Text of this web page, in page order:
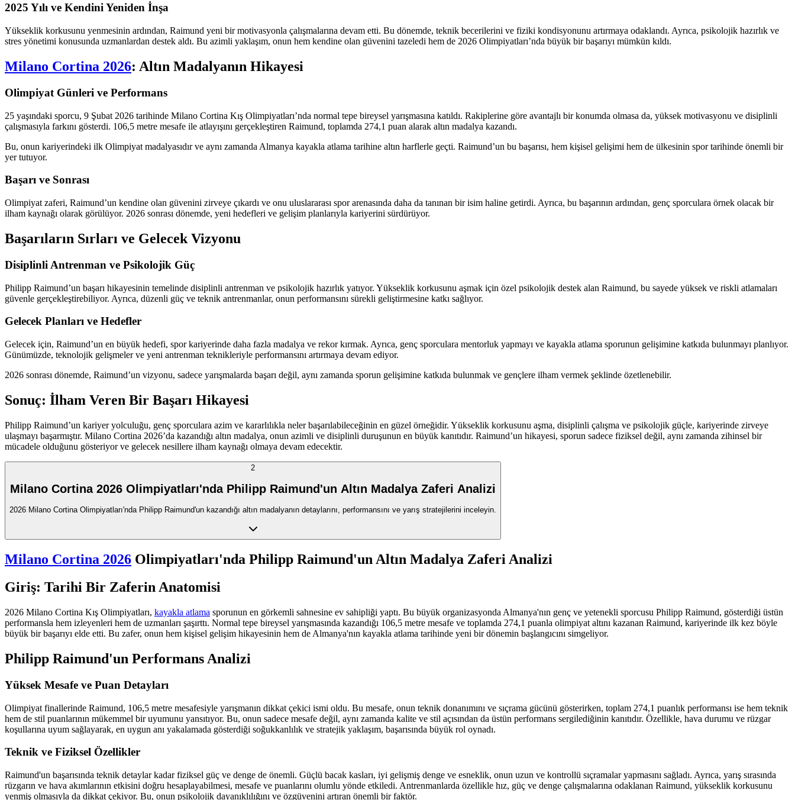
2025 Yılı ve Kendini Yeniden İnşa
Yükseklik korkusunu yenmesinin ardından, Raimund yeni bir motivasyonla çalışmalarına devam etti. Bu dönemde, teknik becerilerini ve fiziki kondisyonunu artırmaya odaklandı. Ayrıca, psikolojik hazırlık ve
stres yönetimi konusunda uzmanlardan destek aldı. Bu azimli yaklaşım, onun hem kendine olan güvenini tazeledi hem de 2026 Olimpiyatları’nda büyük bir başarıyı mümkün kıldı.
Milano Cortina 2026: Altın Madalyanın Hikayesi
Olimpiyat Günleri ve Performans
25 yaşındaki sporcu, 9 Şubat 2026 tarihinde Milano Cortina Kış Olimpiyatları’nda normal tepe bireysel yarışmasına katıldı. Rakiplerine göre avantajlı bir konumda olmasa da, yüksek motivasyonu ve disiplinli
çalışmasıyla farkını gösterdi. 106,5 metre mesafe ile atlayışını gerçekleştiren Raimund, toplamda 274,1 puan alarak altın madalya kazandı.
Bu, onun kariyerindeki ilk Olimpiyat madalyasıdır ve aynı zamanda Almanya kayakla atlama tarihine altın harflerle geçti. Raimund’un bu başarısı, hem kişisel gelişimi hem de ülkesinin spor tarihinde önemli bir
yer tutuyor.
Başarı ve Sonrası
Olimpiyat zaferi, Raimund’un kendine olan güvenini zirveye çıkardı ve onu uluslararası spor arenasında daha da tanınan bir isim haline getirdi. Ayrıca, bu başarının ardından, genç sporculara örnek olacak bir
ilham kaynağı olarak görülüyor. 2026 sonrası dönemde, yeni hedefleri ve gelişim planlarıyla kariyerini sürdürüyor.
Başarıların Sırları ve Gelecek Vizyonu
Disiplinli Antrenman ve Psikolojik Güç
Philipp Raimund’un başarı hikayesinin temelinde disiplinli antrenman ve psikolojik hazırlık yatıyor. Yükseklik korkusunu aşmak için özel psikolojik destek alan Raimund, bu sayede yüksek ve riskli atlamaları
güvenle gerçekleştirebiliyor. Ayrıca, düzenli güç ve teknik antrenmanlar, onun performansını sürekli geliştirmesine katkı sağlıyor.
Gelecek Planları ve Hedefler
Gelecek için, Raimund’un en büyük hedefi, spor kariyerinde daha fazla madalya ve rekor kırmak. Ayrıca, genç sporculara mentorluk yapmayı ve kayakla atlama sporunun gelişimine katkıda bulunmayı planlıyor.
Günümüzde, teknolojik gelişmeler ve yeni antrenman teknikleriyle performansını artırmaya devam ediyor.
2026 sonrası dönemde, Raimund’un vizyonu, sadece yarışmalarda başarı değil, aynı zamanda sporun gelişimine katkıda bulunmak ve gençlere ilham vermek şeklinde özetlenebilir.
Sonuç: İlham Veren Bir Başarı Hikayesi
Philipp Raimund’un kariyer yolculuğu, genç sporculara azim ve kararlılıkla neler başarılabileceğinin en güzel örneğidir. Yükseklik korkusunu aşma, disiplinli çalışma ve psikolojik güçle, kariyerinde zirveye
ulaşmayı başarmıştır. Milano Cortina 2026’da kazandığı altın madalya, onun azimli ve disiplinli duruşunun en büyük kanıtıdır. Raimund’un hikayesi, sporun sadece fiziksel değil, aynı zamanda zihinsel bir
mücadele olduğunu gösteriyor ve gelecek nesillere ilham kaynağı olmaya devam edecektir.
2
Milano Cortina 2026 Olimpiyatları'nda Philipp Raimund'un Altın Madalya Zaferi Analizi
2026 Milano Cortina Olimpiyatları'nda Philipp Raimund'un kazandığı altın madalyanın detaylarını, performansını ve yarış stratejilerini inceleyin.
Milano Cortina 2026 Olimpiyatları'nda Philipp Raimund'un Altın Madalya Zaferi Analizi
Giriş: Tarihi Bir Zaferin Anatomisi
2026 Milano Cortina Kış Olimpiyatları, kayakla atlama sporunun en görkemli sahnesine ev sahipliği yaptı. Bu büyük organizasyonda Almanya'nın genç ve yetenekli sporcusu Philipp Raimund, gösterdiği üstün
performansla hem izleyenleri hem de uzmanları şaşırttı. Normal tepe bireysel yarışmasında kazandığı 106,5 metre mesafe ve toplamda 274,1 puanla olimpiyat altını kazanan Raimund, kariyerinde ilk kez böyle
büyük bir başarıyı elde etti. Bu zafer, onun hem kişisel gelişim hikayesinin hem de Almanya'nın kayakla atlama tarihinde yeni bir dönemin başlangıcını simgeliyor.
Philipp Raimund'un Performans Analizi
Yüksek Mesafe ve Puan Detayları
Olimpiyat finallerinde Raimund, 106,5 metre mesafesiyle yarışmanın dikkat çekici ismi oldu. Bu mesafe, onun teknik donanımını ve sıçrama gücünü gösterirken, toplam 274,1 puanlık performansı ise hem teknik
hem de stil puanlarının mükemmel bir uyumunu yansıtıyor. Bu, onun sadece mesafe değil, aynı zamanda kalite ve stil açısından da üstün performans sergilediğinin kanıtıdır. Özellikle, hava durumu ve rüzgar
koşullarına uyum sağlayarak, en uygun anı yakalamada gösterdiği soğukkanlılık ve stratejik yaklaşım, başarısında büyük rol oynadı.
Teknik ve Fiziksel Özellikler
Raimund'un başarısında teknik detaylar kadar fiziksel güç ve denge de önemli. Güçlü bacak kasları, iyi gelişmiş denge ve esneklik, onun uzun ve kontrollü sıçramalar yapmasını sağladı. Ayrıca, yarış sırasında
rüzgarın ve hava akımlarının etkisini doğru hesaplayabilmesi, mesafe ve puanlarını olumlu yönde etkiledi. Antrenmanlarda özellikle hız, güç ve denge çalışmalarına odaklanan Raimund, yükseklik korkusunu
yenmiş olmasıyla da dikkat çekiyor. Bu, onun psikolojik dayanıklılığını ve özgüvenini artıran önemli bir faktör.